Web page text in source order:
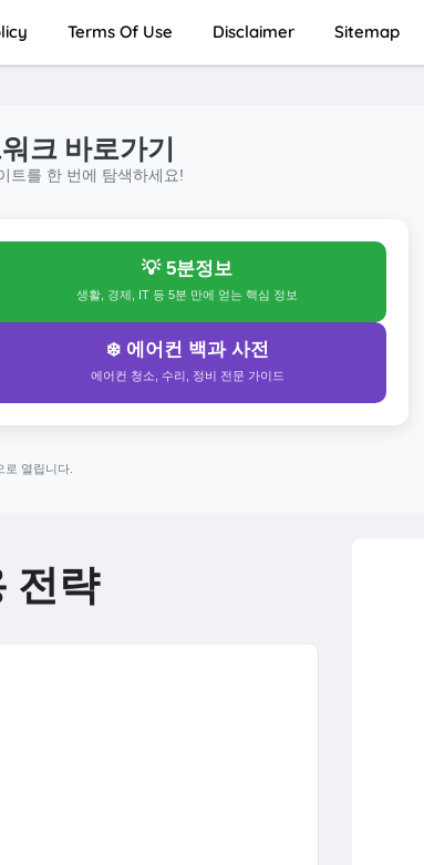
Terms Of Use Disclaimer Sitemap
크 바로가기
트를 한 번에 탐색하세요!
💡 5분정보
생활, 경제, IT 등 5분 만에 얻는 핵심 정보
❄️ 에어컨 백과 사전
에어컨 청소, 수리, 정비 전문 가이드
로 열립니다.
전략